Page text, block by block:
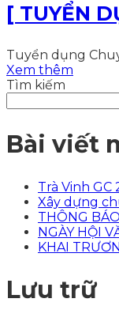
[ TUYỂN
Tuyển dụng
Xem thêm
Tìm kiếm
Bài viết
Trà Vinh
Xây dựng
THÔNG
NGÀY HỘI
KHAI
Lưu trữ